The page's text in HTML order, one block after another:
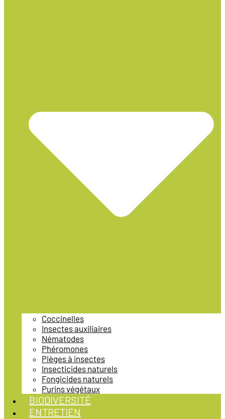
Coccinelles
Insectes auxiliaires
Nématodes
Phéromones
Pièges à insectes
Insecticides naturels
Fongicides naturels
Purins végétaux
BIODIVERSITÉ
ENTRETIEN